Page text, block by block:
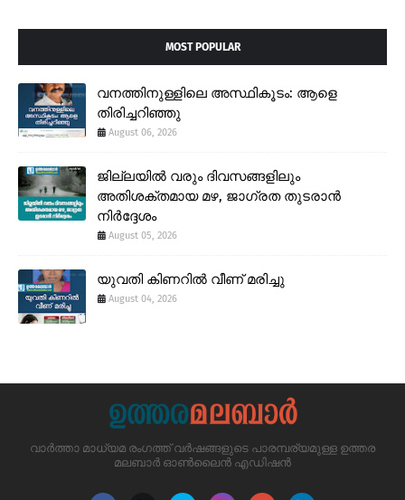
MOST POPULAR
വനത്തിനുള്ളിലെ അസ്ഥികൂടം: ആളെ
തിരിച്ചറിഞ്ഞു
August 06, 2026
ജില്ലയിൽ വരും ദിവസങ്ങളിലും
അതിശക്തമായ മഴ, ജാഗ്രത തുടരാൻ
നിർദ്ദേശം
August 05, 2026
യുവതി കിണറിൽ വീണ് മരിച്ചു
August 04, 2026
വാർത്താ മാധ്യമ രംഗത്ത് വർഷങ്ങളുടെ പാരമ്പര്യമുള്ള ഉത്തര
മലബാർ ഓൺലൈൻ എഡിഷൻ